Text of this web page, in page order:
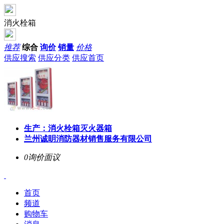
消火栓箱
推荐 综合 询价 销量 价格
供应搜索 供应分类 供应首页
生产：消火栓箱灭火器箱
兰州诚眀消防器材销售服务有限公司
0询价面议
首页
频道
购物车